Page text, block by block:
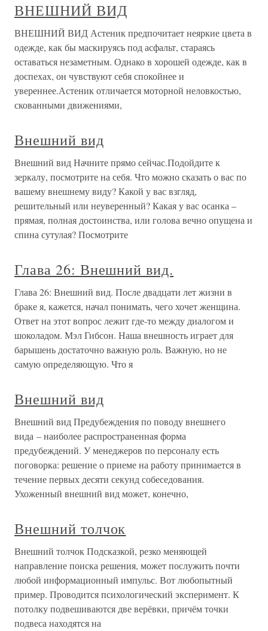
ВНЕШНИЙ ВИД
ВНЕШНИЙ ВИД Астеник предпочитает неяркие цвета в
одежде, как бы маскируясь под асфальт, стараясь
оставаться незаметным. Однако в хорошей одежде, как в
доспехах, он чувствуют себя спокойнее и
увереннее.Астеник отличается моторной неловкостью,
скованными движениями,
Внешний вид
Внешний вид Начните прямо сейчас.Подойдите к
зеркалу, посмотрите на себя. Что можно сказать о вас по
вашему внешнему виду? Какой у вас взгляд,
решительный или неуверенный? Какая у вас осанка –
прямая, полная достоинства, или голова вечно опущена и
спина сутулая? Посмотрите
Глава 26: Внешний вид.
Глава 26: Внешний вид. После двадцати лет жизни в
браке я, кажется, начал понимать, чего хочет женщина.
Ответ на этот вопрос лежит где-то между диалогом и
шоколадом. Мэл Гибсон. Наша внешность играет для
барышень достаточно важную роль. Важную, но не
самую определяющую. Что я
Внешний вид
Внешний вид Предубеждения по поводу внешнего
вида – наиболее распространенная форма
предубеждений. У менеджеров по персоналу есть
поговорка: решение о приеме на работу принимается в
течение первых десяти секунд собеседования.
Ухоженный внешний вид может, конечно,
Внешний толчок
Внешний толчок Подсказкой, резко меняющей
направление поиска решения, может послужить почти
любой информационный импульс. Вот любопытный
пример. Проводится психологический эксперимент. К
потолку подвешиваются две верёвки, причём точки
подвеса находятся на